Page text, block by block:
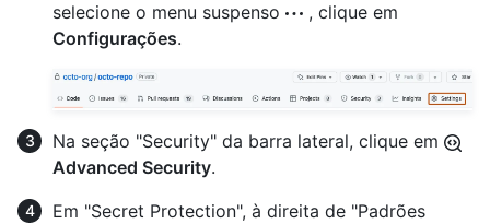
selecione o menu suspenso
, clique em
Configurações.
Na seção "Security" da barra lateral, clique em
Advanced Security.
Em "Secret Protection", à direita de "Padrões